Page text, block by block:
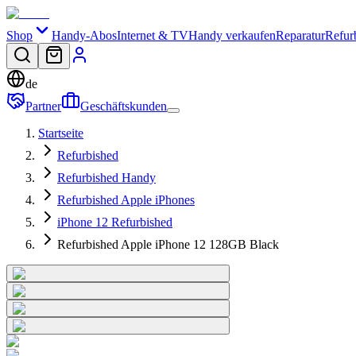
Shop Handy-AbosInternet & TVHandy verkaufenReparatur
de
Partner
Geschäftskunden
Startseite
Refurbished
Refurbished Handy
Refurbished Apple iPhones
iPhone 12 Refurbished
Refurbished Apple iPhone 12 128GB Black